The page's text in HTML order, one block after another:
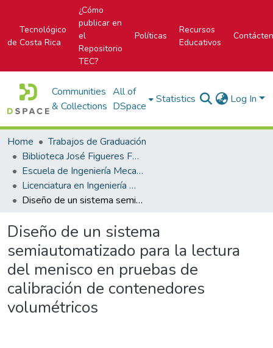
Tecnológico
de Costa Rica
¿Cómo
publicar en
el
Repositorio
TEC?
Políticas
Recursos
Educativos
Communities
& Collections
All of
DSpace
Statistics Log In
Home
Trabajos de Graduación
Biblioteca José Figueres Ferrer
Escuela de Ingeniería Mecatrónica (antes era Área Académica de Ingeniería Mecatrónica)
Licenciatura en Ingeniería Mecatrónica
Diseño de un sistema semiautomatizado para la lectura del menisco en pruebas de calibración de contenedores volumétricos
Diseño de un sistema
semiautomatizado para la lectura
del menisco en pruebas de
calibración de contenedores
volumétricos